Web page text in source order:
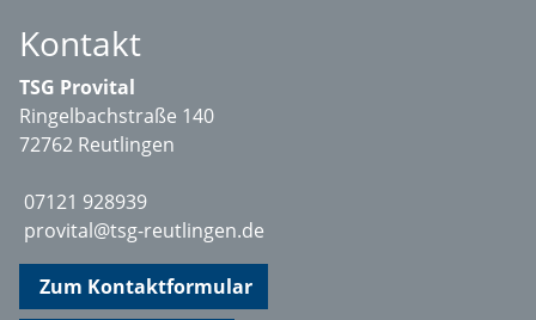
Kontakt
TSG Provital
Ringelbachstraße 140
72762 Reutlingen
07121 928939
provital@tsg-reutlingen.de
Zum Kontaktformular